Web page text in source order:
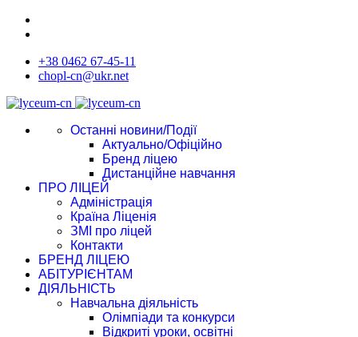
+38 0462 67-45-11
chopl-cn@ukr.net
Останні новини/Події
Актуально/Офіційно
Бренд ліцею
Дистанційне навчання
ПРО ЛІЦЕЙ
Адміністрація
Країна Ліценія
ЗМІ про ліцей
Контакти
БРЕНД ЛІЦЕЮ
АБІТУРІЄНТАМ
ДІЯЛЬНІСТЬ
Навчальна діяльність
Олімпіади та конкурси
Відкриті уроки, освітні